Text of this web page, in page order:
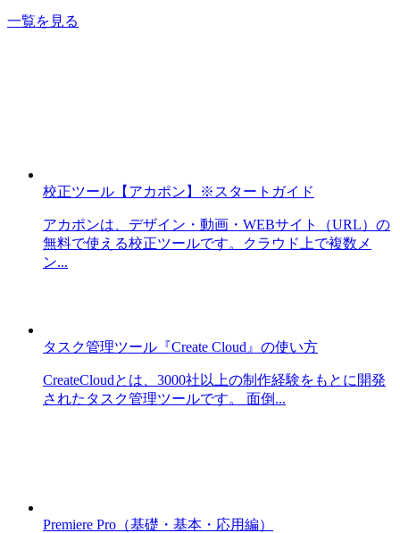
一覧を見る
校正ツール【アカポン】※スタートガイド
アカポンは、デザイン・動画・WEBサイト（URL）の
無料で使える校正ツールです。クラウド上で複数メ
ン...
タスク管理ツール『Create Cloud』の使い方
CreateCloudとは、3000社以上の制作経験をもとに開発
されたタスク管理ツールです。 面倒...
Premiere Pro（基礎・基本・応用編）